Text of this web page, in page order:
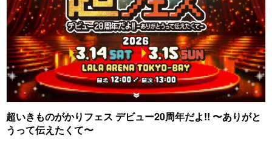
超いきものがかりフェス デビュー20周年だよ!! 〜ありがと
うって伝えたくて〜